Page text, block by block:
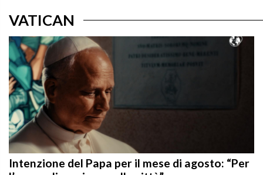
Intenzione del Papa per il mese di agosto: “Per
l’evangelizzazione nelle città”